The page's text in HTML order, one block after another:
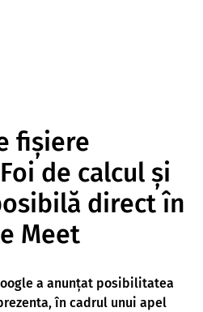
fișiere
de calcul și
direct în
Meet
a anunțat posibilitatea
în cadrul unui apel